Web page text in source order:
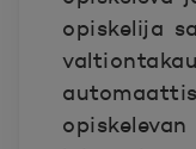
opiskelija